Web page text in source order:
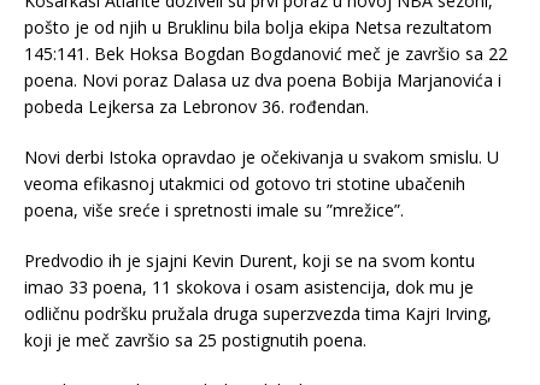
pošto je od njih u Bruklinu bila bolja ekipa Netsa rezultatom
145:141. Bek Hoksa Bogdan Bogdanović meč je završio sa 22
poena. Novi poraz Dalasa uz dva poena Bobija Marjanovića i
pobeda Lejkersa za Lebronov 36. rođendan.
Novi derbi Istoka opravdao je očekivanja u svakom smislu. U
veoma efikasnoj utakmici od gotovo tri stotine ubačenih
poena, više sreće i spretnosti imale su ”mrežice”.
Predvodio ih je sjajni Kevin Durent, koji se na svom kontu
imao 33 poena, 11 skokova i osam asistencija, dok mu je
odličnu podršku pružala druga superzvezda tima Kajri Irving,
koji je meč završio sa 25 postignutih poena.